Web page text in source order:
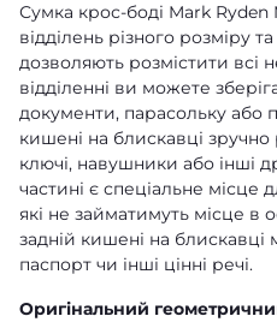
Сумка крос-боді Mark Ryden
відділень різного розміру
дозволяють розмістити всі
відділенні ви можете
документи, парасольку або
кишені на блискавці
ключі, навушники або інші
частині є спеціальне
які не займатимуть місце в
задній кишені на
паспорт чи інші цінні речі.
Оригінальний